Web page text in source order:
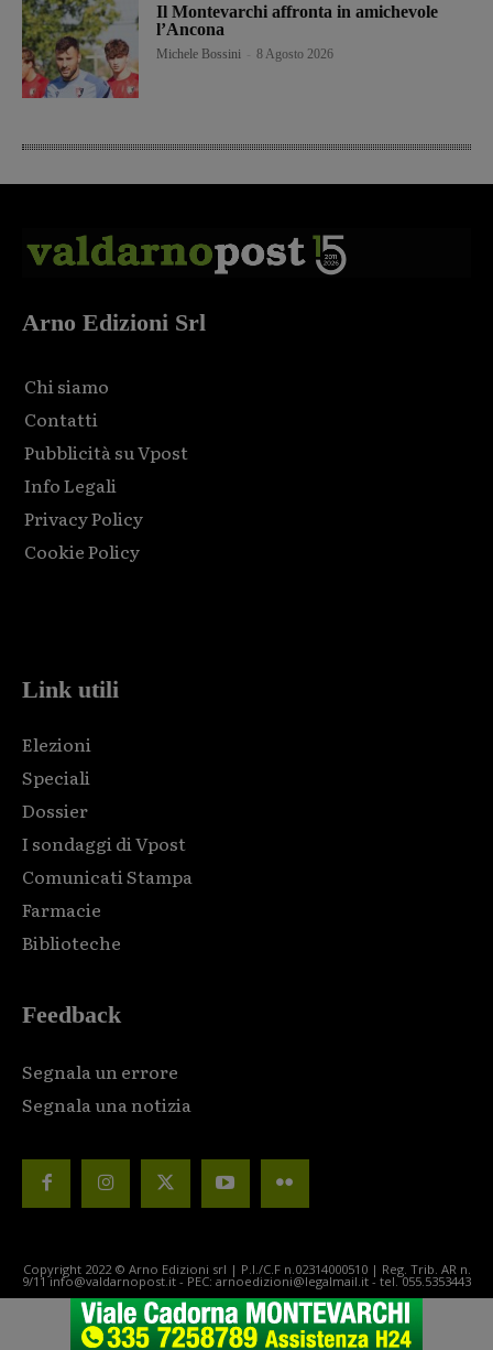
Il Montevarchi affronta in amichevole
l’Ancona
Michele Bossini 8 Agosto 2026
Arno Edizioni Srl
Chi siamo
Contatti
Pubblicità su Vpost
Info Legali
Privacy Policy
Cookie Policy
Link utili
Elezioni
Speciali
Dossier
I sondaggi di Vpost
Comunicati Stampa
Farmacie
Biblioteche
Feedback
Segnala un errore
Segnala una notizia
Copyright 2022 © Arno Edizioni srl | P.I./C.F n.02314000510 | Reg. Trib. AR n.
9/11 info@valdarnopost.it - PEC: arnoedizioni@legalmail.it - tel. 055.5353443